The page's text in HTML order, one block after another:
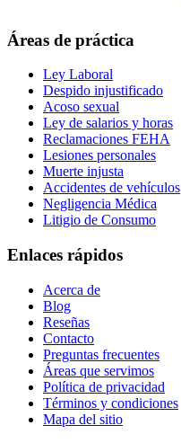
Áreas de práctica
Ley Laboral
Despido injustificado
Acoso sexual
Ley de salarios y horas
Reclamaciones FEHA
Lesiones personales
Muerte injusta
Accidentes de vehículos
Negligencia Médica
Litigio de Consumo
Enlaces rápidos
Acerca de
Blog
Reseñas
Contacto
Preguntas frecuentes
Áreas que servimos
Política de privacidad
Términos y condiciones
Mapa del sitio